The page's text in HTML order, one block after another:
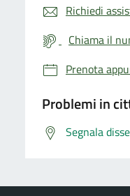
Richiedi
Chiama il
Prenota
Problemi in
Segnala